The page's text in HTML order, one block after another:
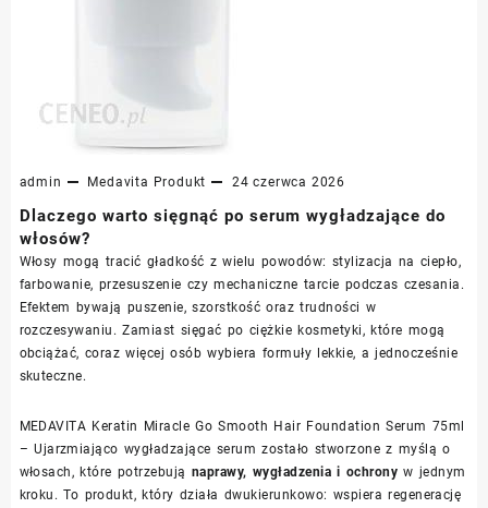
admin Medavita Produkt 24 czerwca 2026
Dlaczego warto sięgnąć po serum wygładzające do
włosów?
Włosy mogą tracić gładkość z wielu powodów: stylizacja na ciepło,
farbowanie, przesuszenie czy mechaniczne tarcie podczas czesania.
Efektem bywają puszenie, szorstkość oraz trudności w
rozczesywaniu. Zamiast sięgać po ciężkie kosmetyki, które mogą
obciążać, coraz więcej osób wybiera formuły lekkie, a jednocześnie
skuteczne.
MEDAVITA Keratin Miracle Go Smooth Hair Foundation Serum 75ml
– Ujarzmiająco wygładzające serum zostało stworzone z myślą o
włosach, które potrzebują naprawy, wygładzenia i ochronyw jednym
kroku. To produkt, który działa dwukierunkowo: wspiera regenerację